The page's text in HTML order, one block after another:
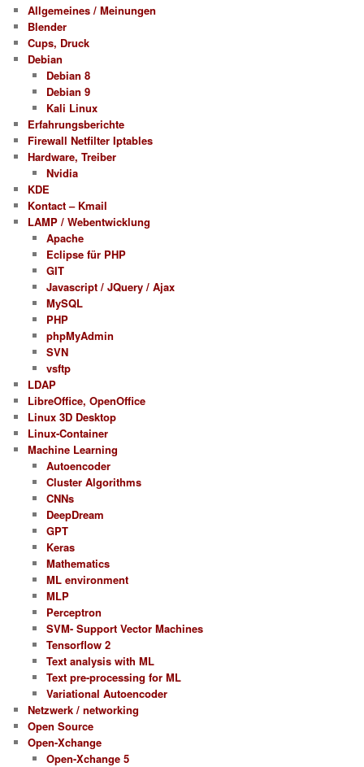
	slave.pcm "upmix"
	control {
	  name "SW master"
	  card 0
	 }
}
pcm.!default {
	# !!!
	type plug
	slave.pcm "vol"
}
Allgemeines / Meinungen
Blender
Cups, Druck
Debian
Debian 8
Debian 9
Kali Linux
Erfahrungsberichte
Firewall Netfilter Iptables
Hardware, Treiber
Nvidia
KDE
Kontact – Kmail
LAMP / Webentwicklung
Apache
Eclipse für PHP
GIT
Javascript / JQuery / Ajax
MySQL
PHP
phpMyAdmin
SVN
vsftp
LDAP
LibreOffice, OpenOffice
Linux 3D Desktop
Linux-Container
Machine Learning
Autoencoder
Cluster Algorithms
CNNs
DeepDream
GPT
Keras
Mathematics
ML environment
MLP
Perceptron
SVM- Support Vector Machines
Tensorflow 2
Text analysis with ML
Text pre-processing for ML
Variational Autoencoder
Netzwerk / networking
Open Source
Open-Xchange
Open-Xchange 5